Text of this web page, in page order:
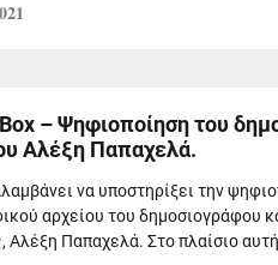
– Ψηφιοποίηση του
Αλέξη Παπαχελά.
να υποστηρίξει την
αρχείου του δημοσιογράφου
Αλέξη Παπαχελά. Στο πλαίσιο